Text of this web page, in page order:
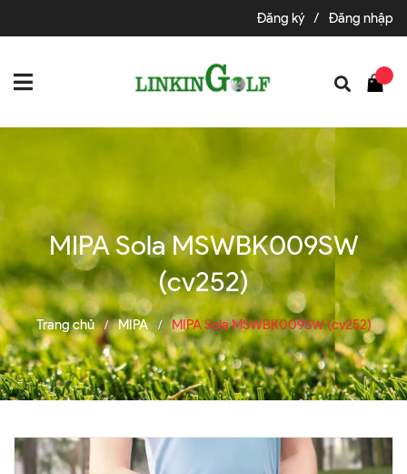
Đăng ký / Đăng nhập
MIPA Sola MSWBK009SW
(cv252)
Trang chủ / MIPA / MIPA Sola MSWBK009SW (cv252)